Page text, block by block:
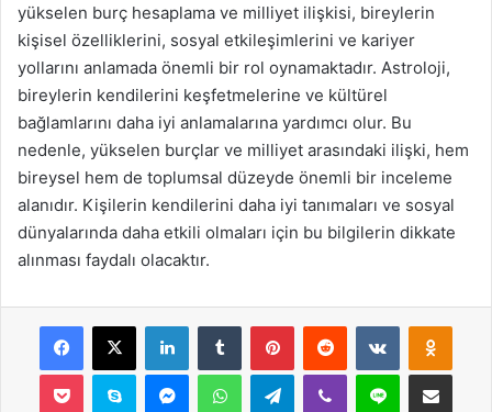
yükselen burç hesaplama ve milliyet ilişkisi, bireylerin
kişisel özelliklerini, sosyal etkileşimlerini ve kariyer
yollarını anlamada önemli bir rol oynamaktadır. Astroloji,
bireylerin kendilerini keşfetmelerine ve kültürel
bağlamlarını daha iyi anlamalarına yardımcı olur. Bu
nedenle, yükselen burçlar ve milliyet arasındaki ilişki, hem
bireysel hem de toplumsal düzeyde önemli bir inceleme
alanıdır. Kişilerin kendilerini daha iyi tanımaları ve sosyal
dünyalarında daha etkili olmaları için bu bilgilerin dikkate
alınması faydalı olacaktır.
Facebook
X LinkedInTumblr PinterestReddit VKontakte
Pocket Skype MessengerWhatsAppTelegramViber Line E-Posta ile